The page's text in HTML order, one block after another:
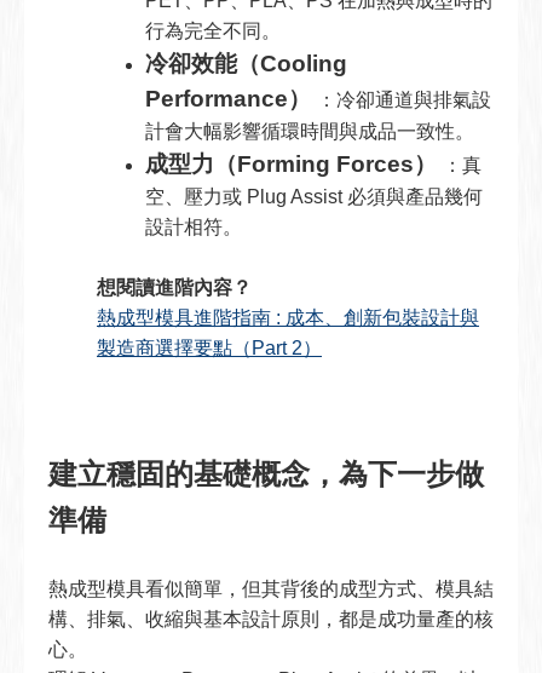
行為完全不同。
冷卻效能（Cooling
Performance）
：冷卻通道與排氣設
計會大幅影響循環時間與成品一致性。
成型力（Forming Forces）
：真
空、壓力或 Plug Assist 必須與產品幾何
設計相符。
想閱讀進階內容？
熱成型模具進階指南 : 成本、創新包裝設計與
製造商選擇要點（Part 2）
建立穩固的基礎概念，為下一步做
準備
熱成型模具看似簡單，但其背後的成型方式、模具結
構、排氣、收縮與基本設計原則，都是成功量產的核
心。